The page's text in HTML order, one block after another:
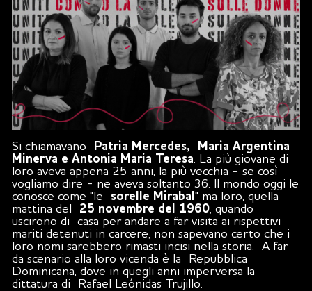
Si chiamavano
Patria Mercedes, Maria Argentina
Minerva e Antonia Maria Teresa . La più giovane di
loro aveva appena 25 anni, la più vecchia - se così
vogliamo dire - ne aveva soltanto 36. Il mondo oggi le
conosce come "le sorelle Mirabal " ma loro, quella
mattina del 25 novembre del 1960, quando
uscirono di casa per andare a far visita ai rispettivi
mariti detenuti in carcere, non sapevano certo che i
loro nomi sarebbero rimasti incisi nella storia. A far
da scenario alla loro vicenda è la Repubblica
Dominicana, dove in quegli anni imperversa la
dittatura di Rafael Leónidas Trujillo.